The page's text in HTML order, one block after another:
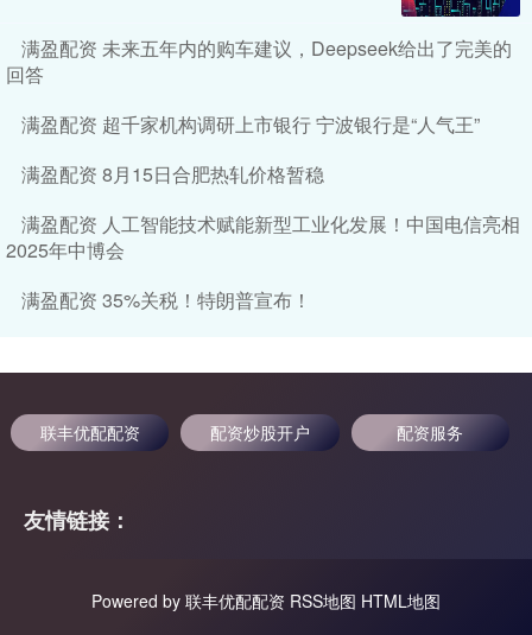
满盈配资 未来五年内的购车建议，Deepseek给出了完美的
回答
满盈配资 超千家机构调研上市银行 宁波银行是“人气王”
满盈配资 8月15日合肥热轧价格暂稳
满盈配资 人工智能技术赋能新型工业化发展！中国电信亮相
2025年中博会
满盈配资 35%关税！特朗普宣布！
联丰优配配资 配资炒股开户 配资服务
友情链接：
Powered by 联丰优配配资 RSS地图 HTML地图